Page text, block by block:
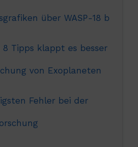
über WASP-18 b
8 Tipps klappt es besser
von Exoplaneten
Fehler bei der